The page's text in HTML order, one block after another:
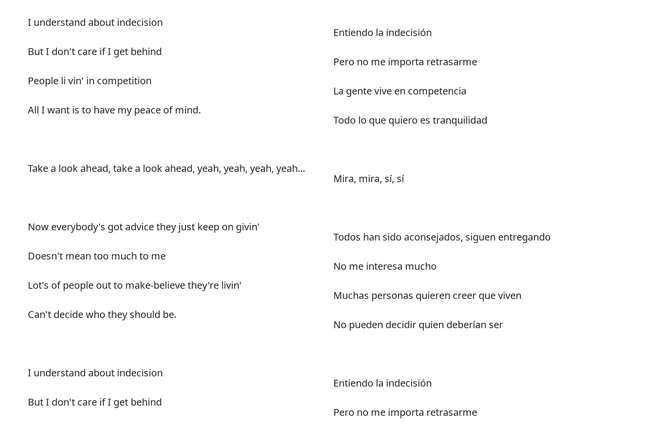
I understand about indecision
But I don't care if I get behind
People li vin' in competition
All I want is to have my peace of mind.
Take a look ahead, take a look ahead, yeah, yeah, yeah, yeah...
Now everybody's got advice they just keep on givin'
Doesn't mean too much to me
Lot's of people out to make-believe they're livin'
Can't decide who they should be.
I understand about indecision
But I don't care if I get behind
Entiendo la indecisión
Pero no me importa retrasarme
La gente vive en competencia
Todo lo que quiero es tranquilidad
Mira, mira, sí, sí
Todos han sido aconsejados, siguen entregando
No me interesa mucho
Muchas personas quieren creer que viven
No pueden decidir quien deberían ser
Entiendo la indecisión
Pero no me importa retrasarme